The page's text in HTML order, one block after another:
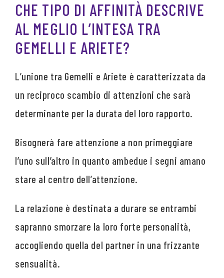
CHE TIPO DI AFFINITÀ DESCRIVE
AL MEGLIO L’INTESA TRA
GEMELLI E ARIETE?
L’unione tra Gemelli e Ariete è caratterizzata da
un reciproco scambio di attenzioni che sarà
determinante per la durata del loro rapporto.
Bisognerà fare attenzione a non primeggiare
l’uno sull’altro in quanto ambedue i segni amano
stare al centro dell’attenzione.
La relazione è destinata a durare se entrambi
sapranno smorzare la loro forte personalità,
accogliendo quella del partner in una frizzante
sensualità.